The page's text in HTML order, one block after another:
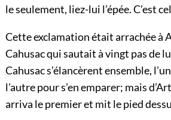
le seulement, liez-lui l’épée. C’est
Cette exclamation était arrachée à
Cahusac qui sautait à vingt pas de
Cahusac s’élancèrent ensemble,
l’autre pour s’en emparer; mais
arriva le premier et mit le pied